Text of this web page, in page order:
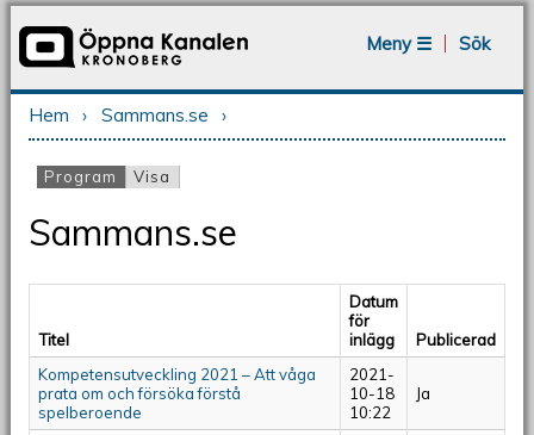
Meny ☰
Sök
Du är här
Hem › Sammans.se ›
Primära flikar
Program (aktiv flik)
Visa
Sammans.se
Titel
Datum
för
inlägg
Publicerad
Kompetensutveckling 2021 – Att våga
prata om och försöka förstå
spelberoende
2021-
10-18
10:22
Ja